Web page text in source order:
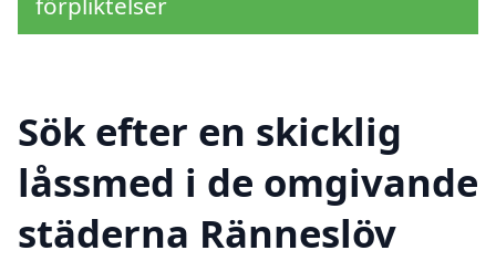
Sök efter en skicklig
låssmed i de omgivande
städerna Ränneslöv